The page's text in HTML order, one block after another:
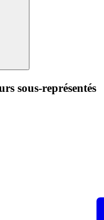
sous-représentés